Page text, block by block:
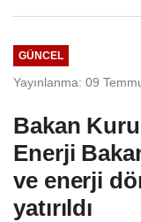
GÜNCEL
Yayınlanma: 09
Bakan
Enerji
ve enerji
yatırıldı